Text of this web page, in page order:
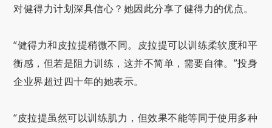
对健得力计划深具信心？她因此分享了健得力的优点。
“健得力和皮拉提稍微不同。皮拉提可以训练柔软度和平
衡感，但若是阻力训练，这并不简单，需要自律。”投身
企业界超过四十年的她表示。
“皮拉提虽然可以训练肌力，但效果不能等同于使用多种